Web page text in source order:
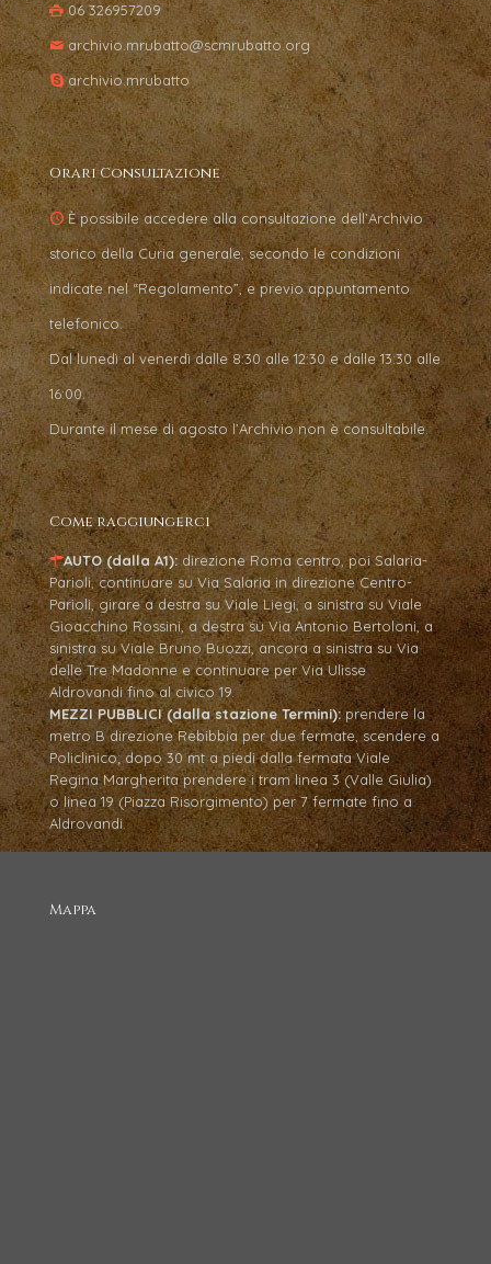
06 326957209
archivio.mrubatto@scmrubatto.org
archivio.mrubatto
Orari Consultazione
È possibile accedere alla consultazione dell’Archivio
storico della Curia generale, secondo le condizioni
indicate nel “Regolamento”, e previo appuntamento
telefonico.
Dal lunedì al venerdì dalle 8:30 alle 12:30 e dalle 13:30 alle
16:00.
Durante il mese di agosto l’Archivio non è consultabile.
Come raggiungerci
AUTO (dalla A1): direzione Roma centro, poi Salaria-
Parioli, continuare su Via Salaria in direzione Centro-
Parioli, girare a destra su Viale Liegi, a sinistra su Viale
Gioacchino Rossini, a destra su Via Antonio Bertoloni, a
sinistra su Viale Bruno Buozzi, ancora a sinistra su Via
delle Tre Madonne e continuare per Via Ulisse
Aldrovandi fino al civico 19.
MEZZI PUBBLICI (dalla stazione Termini): prendere la
metro B direzione Rebibbia per due fermate, scendere a
Policlinico; dopo 30 mt a piedi dalla fermata Viale
Regina Margherita prendere i tram linea 3 (Valle Giulia)
o linea 19 (Piazza Risorgimento) per 7 fermate fino a
Aldrovandi.
Mappa